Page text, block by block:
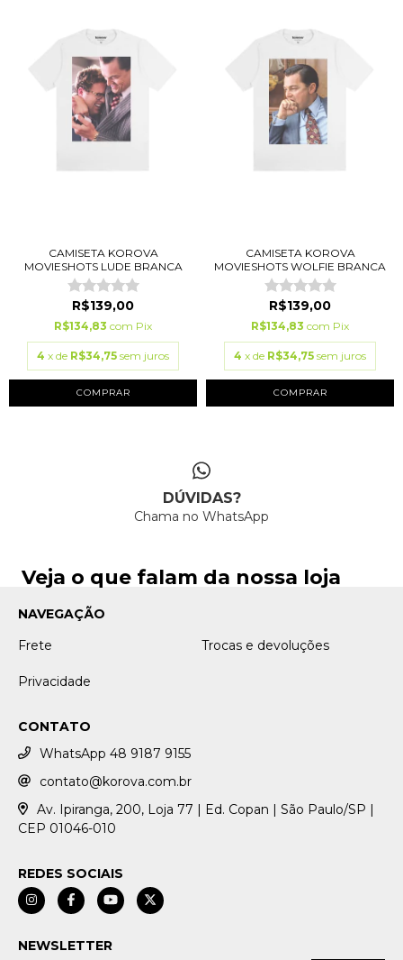
CAMISETA KOROVA
MOVIESHOTS LUDE BRANCA
R$139,00
R$134,83 com Pix
4 x de R$34,75 sem juros
COMPRAR
CAMISETA KOROVA
MOVIESHOTS WOLFIE BRANCA
R$139,00
R$134,83 com Pix
4 x de R$34,75 sem juros
COMPRAR
DÚVIDAS?
Chama no WhatsApp
Veja o que falam da nossa loja
NAVEGAÇÃO
Frete
Trocas e devoluções
Privacidade
CONTATO
WhatsApp 48 9187 9155
contato@korova.com.br
Av. Ipiranga, 200, Loja 77 | Ed. Copan | São Paulo/SP |
CEP 01046-010
REDES SOCIAIS
NEWSLETTER